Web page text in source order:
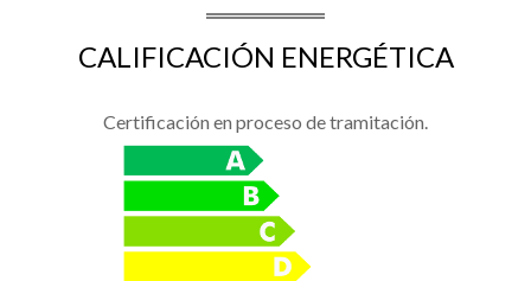
CALIFICACIÓN ENERGÉTICA
Certificación en proceso de tramitación.